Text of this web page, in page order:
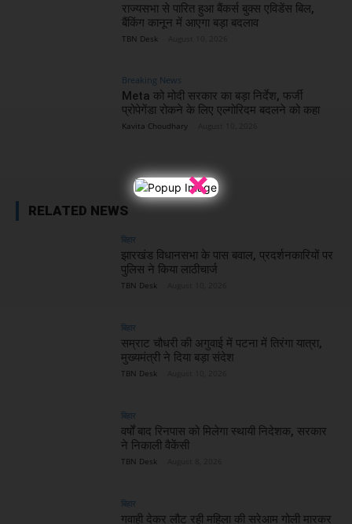
×
राज्यसभा से पारित हुआ बैंकर्स बुक्स एविडेंस बिल,
बैंकिंग कानून में आएगा बड़ा बदलाव
TBN Desk
Breaking News
Meta को मोदी सरकार का बड़ा निर्देश, फर्जी
प्रोपेगेंडा रोकने के लिए एल्गोरिदम बदलने को कहा
Kavita Choudhary
RELATED NEWS
बिहार
झारखंड विधानसभा के पास बवाल, प्रदर्शनकारियों पर
पुलिस ने किया लाठीचार्ज
TBN Desk
बिहार
सम्राट चौधरी की अगुवाई में पटना में तिरंगा यात्रा,
मुख्यमंत्री ने दिया बड़ा संदेश
TBN Desk
बिहार
वर्षों बाद रिनपास को मिलेगा स्थायी निदेशक, सरकार
ने निकाली वैकेंसी
TBN Desk
बिहार
गवाही देकर लौट रही महिला की सरेआम गोली मारकर